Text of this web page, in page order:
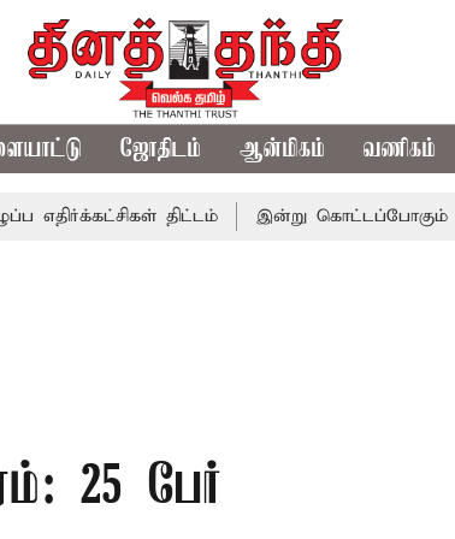
ஜோதிடம் ஆன்மிகம் வணிகம்
திட்டம் இன்று கொட்டப்போகும் கனமழை..
25 பேர்